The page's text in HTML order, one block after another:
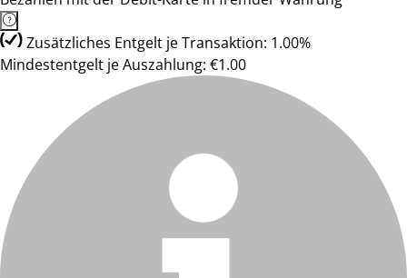
Zusätzliches Entgelt je Transaktion: 1.00%
Mindestentgelt je Auszahlung: €1.00